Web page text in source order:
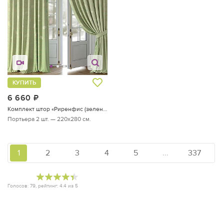
6 660
КУПИТЬ
Комплект штор «Риренфис (зеленый)»
Портьера 2 шт. — 220х280 см.
Голосов: 79, рейтинг: 4.4 из 5
1 2 3 4 5 ... 337